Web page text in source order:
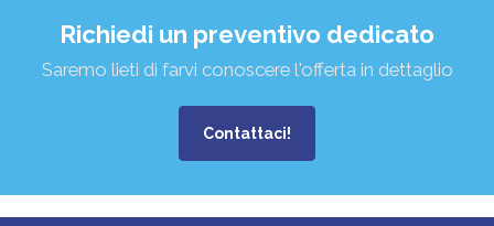
Richiedi un preventivo dedicato
Saremo lieti di farvi conoscere l'offerta in dettaglio
Contattaci!